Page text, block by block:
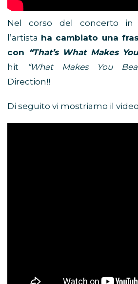
Nel corso del concerto in
l’artista ha cambiato una
con “That’s What Makes
hit
“What Makes You
Direction!!
Di seguito vi mostriamo il